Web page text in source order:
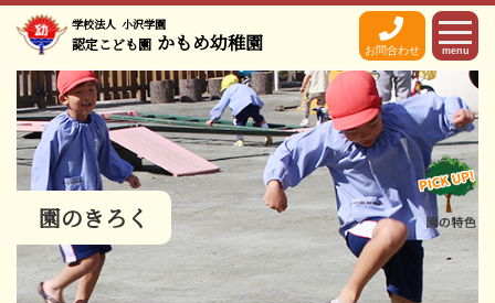
学校法人 小沢学園
認定こども園 かもめ幼稚園 お問合わせ menu
園のきろく